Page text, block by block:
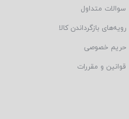
سوالات متداول
رویه‌های بازگرداندن کالا
حریم خصوصی
قوانین و مقررات